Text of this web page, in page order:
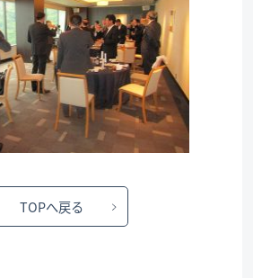
TOPへ戻る